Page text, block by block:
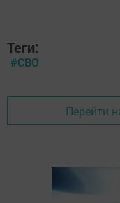
Теги:
#СВО
Перейти